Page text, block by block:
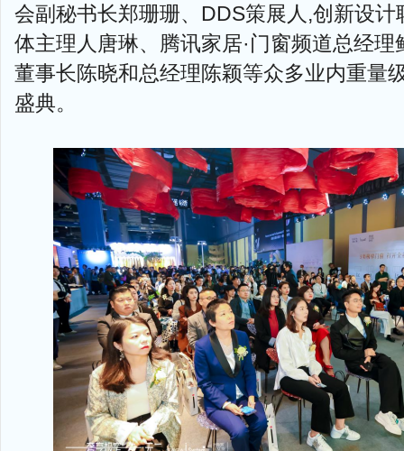
会副秘书长郑珊珊、DDS策展人,创新设
体主理人唐琳、腾讯家居·门窗频道总经
董事长陈晓和总经理陈颖等众多业内重量
盛典。